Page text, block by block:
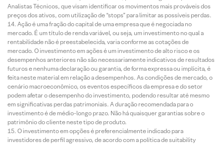
Analistas Técnicos, que visam identificar os movimentos mais prováveis dos
preços dos ativos, com utilização de “stops” para limitar as possíveis perdas.
Ação é uma fração do capital de uma empresa que é negociada no
mercado. É um título de renda variável, ou seja, um investimento no qual a
rentabilidade não é preestabelecida, varia conforme as cotações de
mercado. O investimento em ações é um investimento de alto risco e os
desempenhos anteriores não são necessariamente indicativos de resultados
futuros e nenhuma declaração ou garantia, de forma expressa ou implícita, é
feita neste material em relação a desempenhos. As condições de mercado, o
cenário macroeconômico, os eventos específicos da empresa e do setor
podem afetar o desempenho do investimento, podendo resultar até mesmo
em significativas perdas patrimoniais. A duração recomendada para o
investimento é de médio-longo prazo. Não há quaisquer garantias sobre o
patrimônio do cliente neste tipo de produto.
O investimento em opções é preferencialmente indicado para
investidores de perfil agressivo, de acordo com a política de suitability